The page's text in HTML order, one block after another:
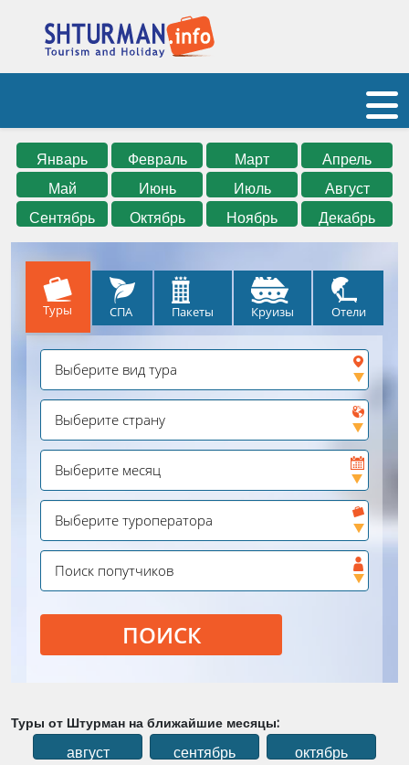
Январь Февраль Март
Апрель
Май
Июнь Июль
Август
Сентябрь
Октябрь Ноябрь Декабрь
Туры СПА Пакеты Круизы Отели
ПОИСК
Туры от Штурман на ближайшие месяцы:
август сентябрь
октябрь